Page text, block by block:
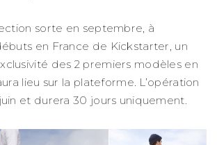
sorte en septembre, à
en France de Kickstarter, un
des 2 premiers modèles en
lieu sur la plateforme. L’opération
et durera 30 jours uniquement.